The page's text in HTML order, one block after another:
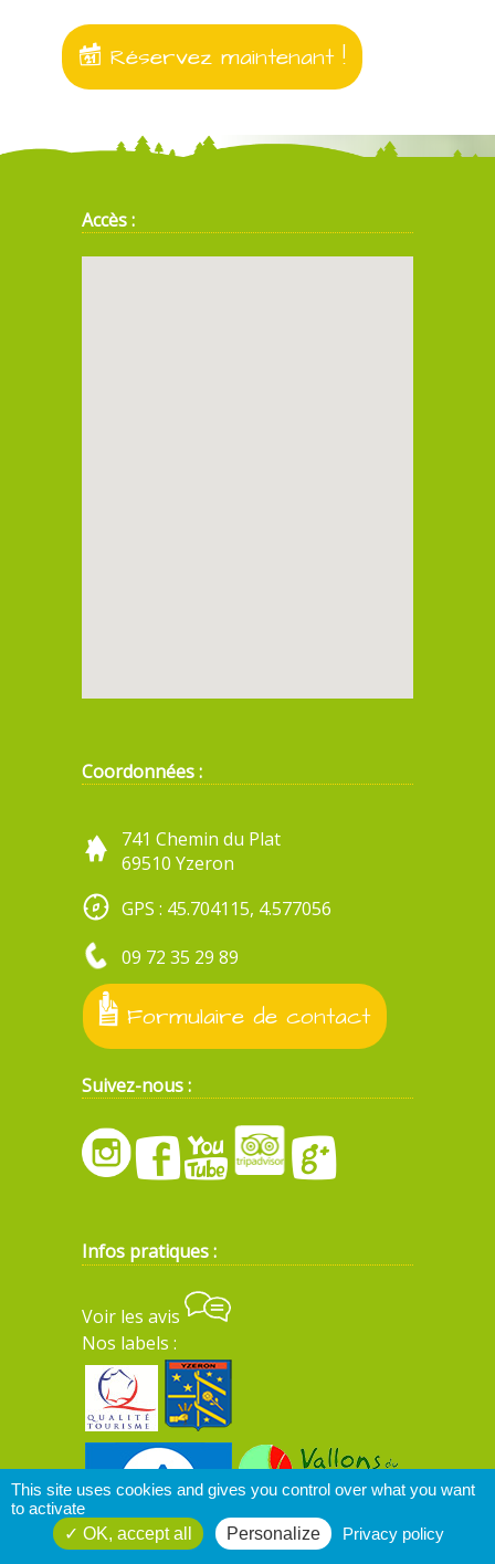
Réservez maintenant !
Accès :
Coordonnées :
741 Chemin du Plat
69510 Yzeron
GPS : 45.704115, 4.577056
09 72 35 29 89
Formulaire de contact
Suivez-nous :
Infos pratiques :
Voir les avis
Nos labels :
This site uses cookies and gives you control over what you want
to activate
OK, accept all
Personalize Privacy policy